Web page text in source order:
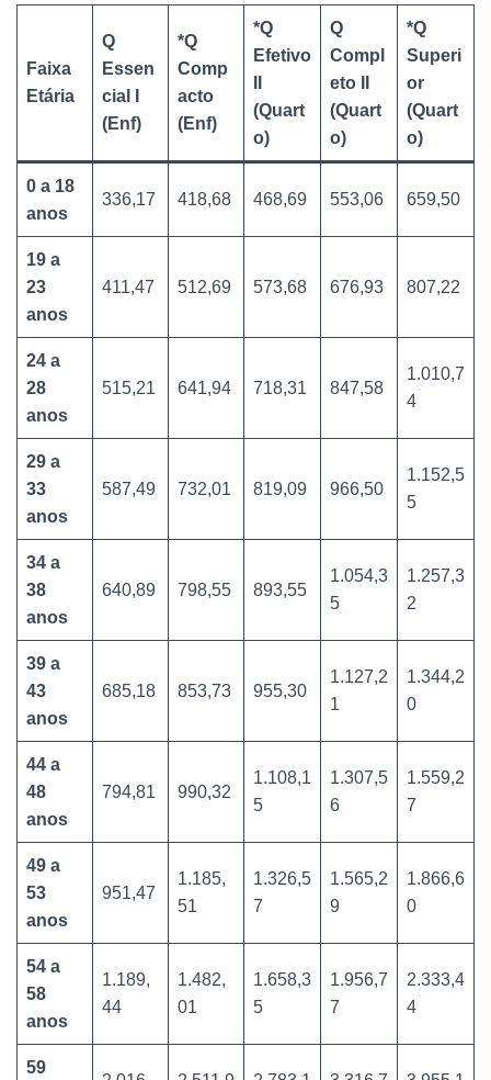
Faixa
Etária
Q
Essen
cial I
(Enf)
*Q
Comp
acto
(Enf)
*Q
Efetivo
(Quart
o)
Q
Compl
eto II
(Quart
o)
*Q
Superi
or
(Quart
o)
0 a 18
anos
336,17 418,68 468,69 553,06 659,50
19 a
23
anos
411,47 512,69 573,68 676,93 807,22
24 a
28
anos
515,21 641,94 718,31 847,58
1.010,7
4
29 a
33
anos
587,49 732,01 819,09 966,50
1.152,5
5
34 a
38
anos
640,89 798,55 893,55
1.054,3
5
1.257,3
2
39 a
43
anos
685,18 853,73 955,30
1.127,2
1
1.344,2
0
44 a
48
anos
794,81 990,32
1.108,1
5
1.307,5
6
1.559,2
7
49 a
53
anos
951,47
1.185,
51
1.326,5
7
1.565,2
9
1.866,6
0
54 a
58
anos
1.189,
44
1.482,
01
1.658,3
5
1.956,7
7
2.333,4
4
59